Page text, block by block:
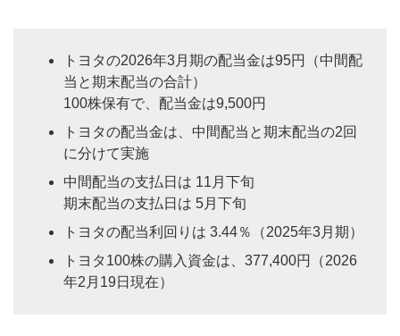
トヨタの2026年3月期の配当金は95円（中間配
当と期末配当の合計）
100株保有で、配当金は9,500円
トヨタの配当金は、中間配当と期末配当の2回
に分けて実施
中間配当の支払日は 11月下旬
期末配当の支払日は 5月下旬
トヨタの配当利回りは 3.44％（2025年3月期）
トヨタ100株の購入資金は、377,400円（2026
年2月19日現在）